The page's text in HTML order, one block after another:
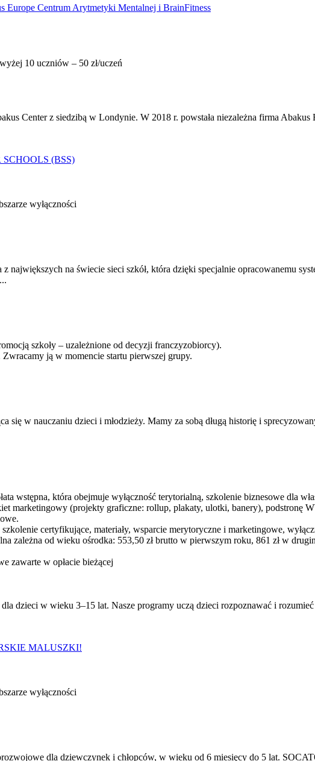
10 uczniów – 50 zł/uczeń
Center z siedzibą w Londynie. W 2018 r. powstała niezależna firma Abakus
wyłączności
największych na świecie sieci szkół, która dzięki specjalnie opracowanemu
szkoły – uzależnione od decyzji franczyzobiorcy).
ją w momencie startu pierwszej grupy.
się w nauczaniu dzieci i młodzieży. Mamy za sobą długą historię i
wstępna, która obejmuje wyłączność terytorialną, szkolenie biznesowe dla
marketingowy (projekty graficzne: rollup, plakaty, ulotki, banery), podstronę
certyfikujące, materiały, wsparcie merytoryczne i marketingowe,
zależna od wieku ośrodka: 553,50 zł brutto w pierwszym roku, 861 zł w
zawarte w opłacie bieżącej
dzieci w wieku 3–15 lat. Nasze programy uczą dzieci rozpoznawać i
wyłączności
dla dziewczynek i chłopców, w wieku od 6 miesięcy do 5 lat.